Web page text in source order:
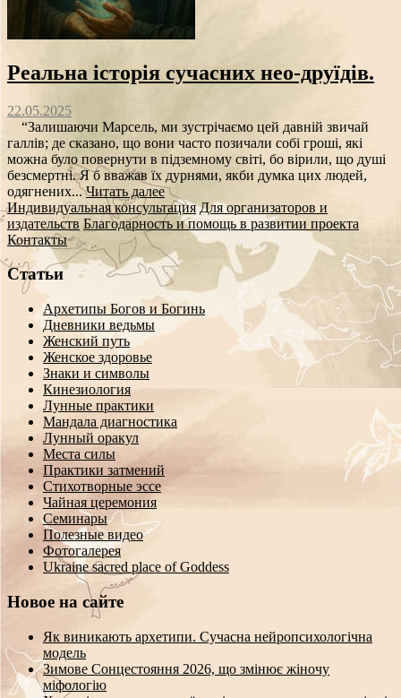
Реальна історія сучасних нео-друїдів.
22.05.2025
“Залишаючи Марсель, ми зустрічаємо цей давній звичай
галлів; де сказано, що вони часто позичали собі гроші, які
можна було повернути в підземному світі, бо вірили, що душі
безсмертні. Я б вважав їх дурнями, якби думка цих людей,
одягнених...Читать далее
Индивидуальная консультация Для организаторов и
издательств Благодарность и помощь в развитии проекта
Контакты
Статьи
Архетипы Богов и Богинь
Дневники ведьмы
Женский путь
Женское здоровье
Знаки и символы
Кинезиология
Лунные практики
Мандала диагностика
Лунный оракул
Места силы
Практики затмений
Стихотворные эссе
Чайная церемония
Семинары
Полезные видео
Фотогалерея
Ukraine sacred place of Goddess
Новое на сайте
Як виникають архетипи. Сучасна нейропсихологічна
модель
Зимове Сонцестояння 2026, що змінює жіночу
міфологію